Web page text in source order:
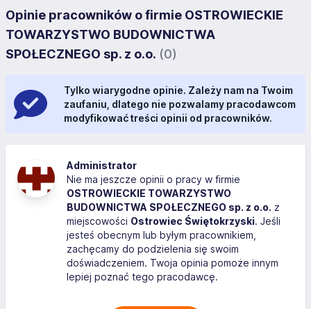
Opinie pracowników o firmie OSTROWIECKIE
TOWARZYSTWO BUDOWNICTWA
SPOŁECZNEGO sp. z o.o. (0)
Tylko wiarygodne opinie. Zależy nam na Twoim
zaufaniu, dlatego nie pozwalamy pracodawcom
modyfikować treści opinii od pracowników.
Administrator
Nie ma jeszcze opinii o pracy w firmie
OSTROWIECKIE TOWARZYSTWO
BUDOWNICTWA SPOŁECZNEGO sp. z o.o. z
miejscowości Ostrowiec Świętokrzyski. Jeśli
jesteś obecnym lub byłym pracownikiem,
zachęcamy do podzielenia się swoim
doświadczeniem. Twoja opinia pomoże innym
lepiej poznać tego pracodawcę.